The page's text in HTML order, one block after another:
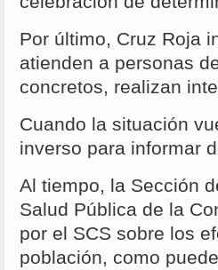
Por último, Cruz Roja
atienden a personas
concretos, realizan
Cuando la situación
inverso para informar
Al tiempo, la Sección
Salud Pública de la
por el SCS sobre los
población, como